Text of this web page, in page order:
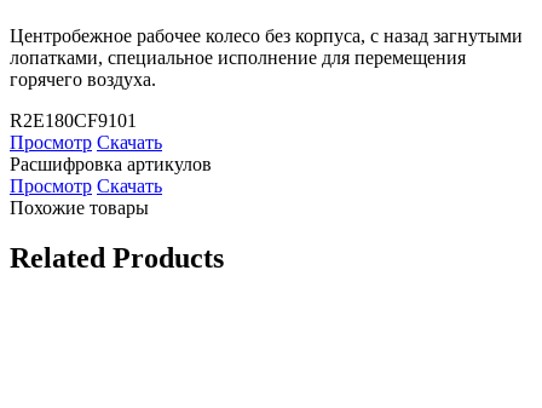
Центробежное рабочее колесо без корпуса, с назад загнутыми
лопатками, специальное исполнение для перемещения
горячего воздуха.
R2E180CF9101
Просмотр Скачать
Расшифровка артикулов
Просмотр Скачать
Похожие товары
Related Products